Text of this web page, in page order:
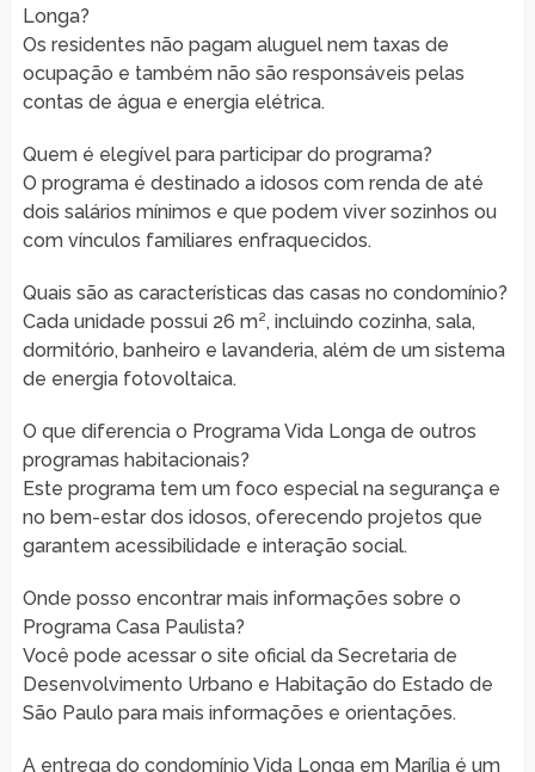
Longa?
Os residentes não pagam aluguel nem taxas de
ocupação e também não são responsáveis pelas
contas de água e energia elétrica.
Quem é elegível para participar do programa?
O programa é destinado a idosos com renda de até
dois salários mínimos e que podem viver sozinhos ou
com vínculos familiares enfraquecidos.
Quais são as características das casas no condomínio?
Cada unidade possui 26 m², incluindo cozinha, sala,
dormitório, banheiro e lavanderia, além de um sistema
de energia fotovoltaica.
O que diferencia o Programa Vida Longa de outros
programas habitacionais?
Este programa tem um foco especial na segurança e
no bem-estar dos idosos, oferecendo projetos que
garantem acessibilidade e interação social.
Onde posso encontrar mais informações sobre o
Programa Casa Paulista?
Você pode acessar o site oficial da Secretaria de
Desenvolvimento Urbano e Habitação do Estado de
São Paulo para mais informações e orientações.
A entrega do condomínio Vida Longa em Marília é um